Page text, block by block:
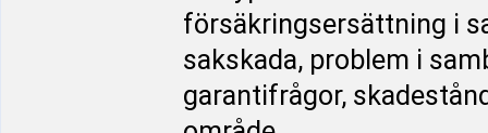
försäkringsersättning i
sakskada, problem i
garantifrågor,